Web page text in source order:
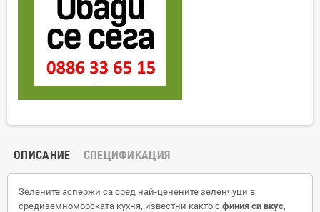
ОПИСАНИЕ СПЕЦИФИКАЦИЯ
Зелените аспержи са сред най-ценените зеленчуци в
средиземноморската кухня, известни както с финия си вкус,